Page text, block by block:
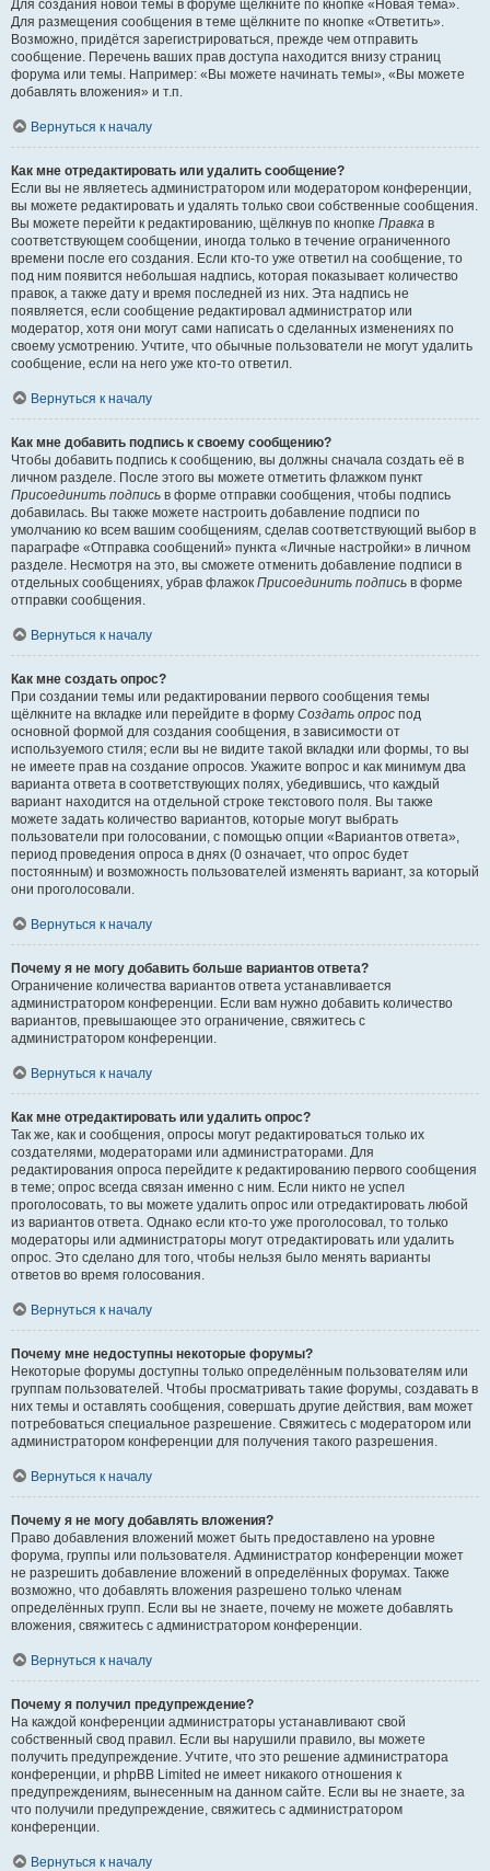
Для создания новой темы в форуме щёлкните по кнопке «Новая тема».
Для размещения сообщения в теме щёлкните по кнопке «Ответить».
Возможно, придётся зарегистрироваться, прежде чем отправить
сообщение. Перечень ваших прав доступа находится внизу страниц
форума или темы. Например: «Вы можете начинать темы», «Вы можете
добавлять вложения» и т.п.
Вернуться к началу
Как мне отредактировать или удалить сообщение?
Если вы не являетесь администратором или модератором конференции,
вы можете редактировать и удалять только свои собственные сообщения.
Вы можете перейти к редактированию, щёлкнув по кнопке Правка в
соответствующем сообщении, иногда только в течение ограниченного
времени после его создания. Если кто-то уже ответил на сообщение, то
под ним появится небольшая надпись, которая показывает количество
правок, а также дату и время последней из них. Эта надпись не
появляется, если сообщение редактировал администратор или
модератор, хотя они могут сами написать о сделанных изменениях по
своему усмотрению. Учтите, что обычные пользователи не могут удалить
сообщение, если на него уже кто-то ответил.
Вернуться к началу
Как мне добавить подпись к своему сообщению?
Чтобы добавить подпись к сообщению, вы должны сначала создать её в
личном разделе. После этого вы можете отметить флажком пункт
Присоединить подпись в форме отправки сообщения, чтобы подпись
добавилась. Вы также можете настроить добавление подписи по
умолчанию ко всем вашим сообщениям, сделав соответствующий выбор в
параграфе «Отправка сообщений» пункта «Личные настройки» в личном
разделе. Несмотря на это, вы сможете отменить добавление подписи в
отдельных сообщениях, убрав флажок Присоединить подпись в форме
отправки сообщения.
Вернуться к началу
Как мне создать опрос?
При создании темы или редактировании первого сообщения темы
щёлкните на вкладке или перейдите в форму Создать опрос под
основной формой для создания сообщения, в зависимости от
используемого стиля; если вы не видите такой вкладки или формы, то вы
не имеете прав на создание опросов. Укажите вопрос и как минимум два
варианта ответа в соответствующих полях, убедившись, что каждый
вариант находится на отдельной строке текстового поля. Вы также
можете задать количество вариантов, которые могут выбрать
пользователи при голосовании, с помощью опции «Вариантов ответа»,
период проведения опроса в днях (0 означает, что опрос будет
постоянным) и возможность пользователей изменять вариант, за который
они проголосовали.
Вернуться к началу
Почему я не могу добавить больше вариантов ответа?
Ограничение количества вариантов ответа устанавливается
администратором конференции. Если вам нужно добавить количество
вариантов, превышающее это ограничение, свяжитесь с
администратором конференции.
Вернуться к началу
Как мне отредактировать или удалить опрос?
Так же, как и сообщения, опросы могут редактироваться только их
создателями, модераторами или администраторами. Для
редактирования опроса перейдите к редактированию первого сообщения
в теме; опрос всегда связан именно с ним. Если никто не успел
проголосовать, то вы можете удалить опрос или отредактировать любой
из вариантов ответа. Однако если кто-то уже проголосовал, то только
модераторы или администраторы могут отредактировать или удалить
опрос. Это сделано для того, чтобы нельзя было менять варианты
ответов во время голосования.
Вернуться к началу
Почему мне недоступны некоторые форумы?
Некоторые форумы доступны только определённым пользователям или
группам пользователей. Чтобы просматривать такие форумы, создавать в
них темы и оставлять сообщения, совершать другие действия, вам может
потребоваться специальное разрешение. Свяжитесь с модератором или
администратором конференции для получения такого разрешения.
Вернуться к началу
Почему я не могу добавлять вложения?
Право добавления вложений может быть предоставлено на уровне
форума, группы или пользователя. Администратор конференции может
не разрешить добавление вложений в определённых форумах. Также
возможно, что добавлять вложения разрешено только членам
определённых групп. Если вы не знаете, почему не можете добавлять
вложения, свяжитесь с администратором конференции.
Вернуться к началу
Почему я получил предупреждение?
На каждой конференции администраторы устанавливают свой
собственный свод правил. Если вы нарушили правило, вы можете
получить предупреждение. Учтите, что это решение администратора
конференции, и phpBB Limited не имеет никакого отношения к
предупреждениям, вынесенным на данном сайте. Если вы не знаете, за
что получили предупреждение, свяжитесь с администратором
конференции.
Вернуться к началу